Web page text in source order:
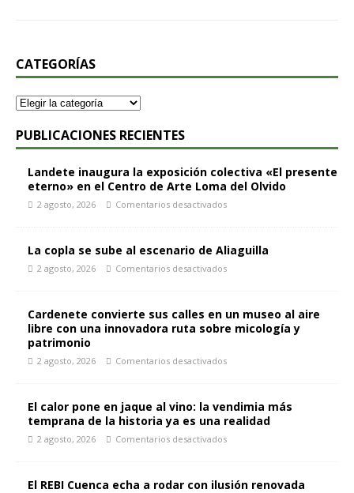
CATEGORÍAS
PUBLICACIONES RECIENTES
Landete inaugura la exposición colectiva «El presente
eterno» en el Centro de Arte Loma del Olvido
2 agosto, 2026 Comentarios desactivados
La copla se sube al escenario de Aliaguilla
2 agosto, 2026 Comentarios desactivados
Cardenete convierte sus calles en un museo al aire
libre con una innovadora ruta sobre micología y
patrimonio
2 agosto, 2026 Comentarios desactivados
El calor pone en jaque al vino: la vendimia más
temprana de la historia ya es una realidad
2 agosto, 2026 Comentarios desactivados
El REBI Cuenca echa a rodar con ilusión renovada